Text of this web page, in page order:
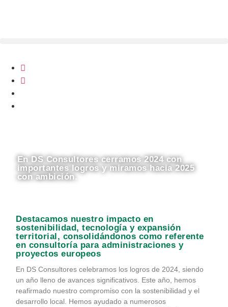
En DS Consultores cerramos 2024 con
importantes logros y miramos hacia 2025
con ambición.
Destacamos nuestro impacto en
sostenibilidad, tecnología y expansión
territorial, consolidándonos como referente
en consultoría para administraciones y
proyectos europeos
En DS Consultores celebramos los logros de 2024, siendo
un año lleno de avances significativos. Este año, hemos
reafirmado nuestro compromiso con la sostenibilidad y el
desarrollo local. Hemos ayudado a numerosos